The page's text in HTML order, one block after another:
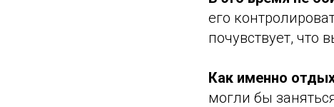
его
почувствует, что
Как именно
могли бы